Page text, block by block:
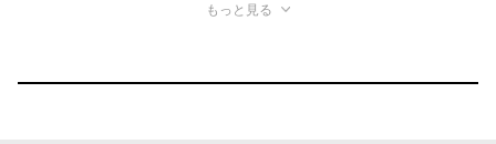
もっと見る